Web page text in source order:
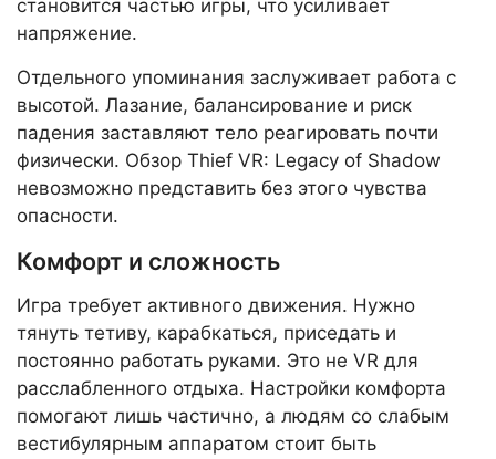
становится частью игры, что усиливает
напряжение.
Отдельного упоминания заслуживает работа с
высотой. Лазание, балансирование и риск
падения заставляют тело реагировать почти
физически. Обзор Thief VR: Legacy of Shadow
невозможно представить без этого чувства
опасности.
Комфорт и сложность
Игра требует активного движения. Нужно
тянуть тетиву, карабкаться, приседать и
постоянно работать руками. Это не VR для
расслабленного отдыха. Настройки комфорта
помогают лишь частично, а людям со слабым
вестибулярным аппаратом стоит быть